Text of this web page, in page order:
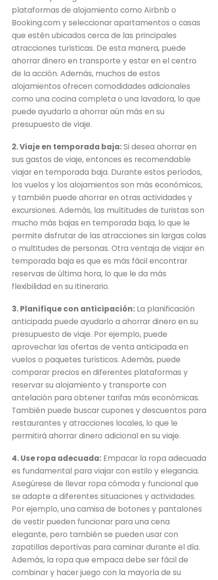
plataformas de alojamiento como Airbnb o
Booking.com y seleccionar apartamentos o casas
que estén ubicados cerca de las principales
atracciones turísticas. De esta manera, puede
ahorrar dinero en transporte y estar en el centro
de la acción. Además, muchos de estos
alojamientos ofrecen comodidades adicionales
como una cocina completa o una lavadora, lo que
puede ayudarlo a ahorrar aún más en su
presupuesto de viaje.
2. Viaje en temporada baja:Si desea ahorrar en
sus gastos de viaje, entonces es recomendable
viajar en temporada baja. Durante estos períodos,
los vuelos y los alojamientos son más económicos,
y también puede ahorrar en otras actividades y
excursiones. Además, las multitudes de turistas son
mucho más bajas en temporada baja, lo que le
permite disfrutar de las atracciones sin largas colas
o multitudes de personas. Otra ventaja de viajar en
temporada baja es que es más fácil encontrar
reservas de última hora, lo que le da más
flexibilidad en su itinerario.
3. Planifique con anticipación: La planificación
anticipada puede ayudarlo a ahorrar dinero en su
presupuesto de viaje. Por ejemplo, puede
aprovechar las ofertas de venta anticipada en
vuelos o paquetes turísticos. Además, puede
comparar precios en diferentes plataformas y
reservar su alojamiento y transporte con
antelación para obtener tarifas más económicas.
También puede buscar cupones y descuentos para
restaurantes y atracciones locales, lo que le
permitirá ahorrar dinero adicional en su viaje.
4. Use ropa adecuada: Empacar la ropa adecuada
es fundamental para viajar con estilo y elegancia.
Asegúrese de llevar ropa cómoda y funcional que
se adapte a diferentes situaciones y actividades.
Por ejemplo, una camisa de botones y pantalones
de vestir pueden funcionar para una cena
elegante, pero también se pueden usar con
zapatillas deportivas para caminar durante el día.
Además, la ropa que empaca debe ser fácil de
combinar y hacer juego con la mayoría de su